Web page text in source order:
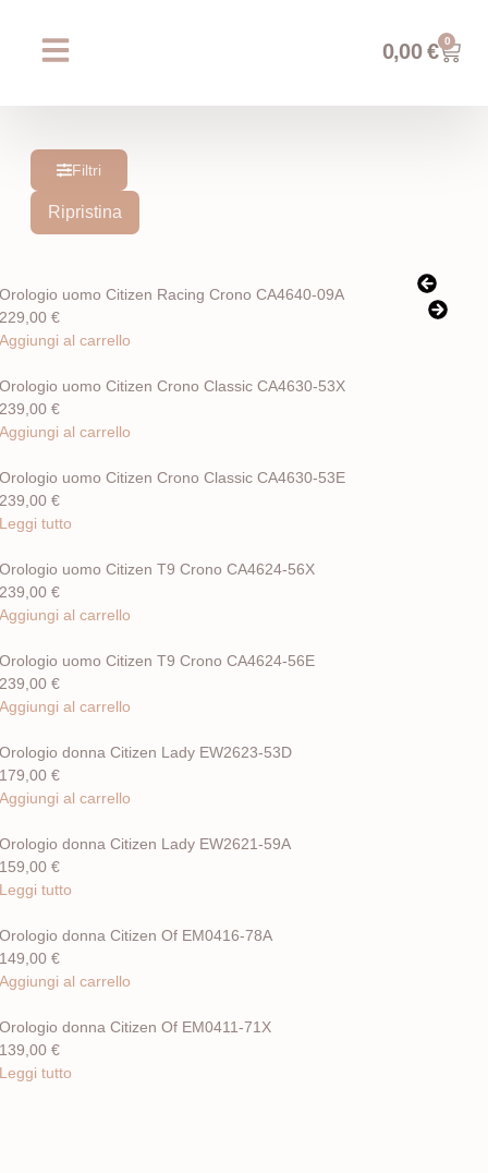
0,00€ 0
Filtri
Ripristina
Orologio uomo Citizen Racing Crono CA4640-09A
229,00 €
Aggiungi al carrello
Orologio uomo Citizen Crono Classic CA4630-53X
239,00 €
Aggiungi al carrello
Orologio uomo Citizen Crono Classic CA4630-53E
239,00 €
Leggi tutto
Orologio uomo Citizen T9 Crono CA4624-56X
239,00 €
Aggiungi al carrello
Orologio uomo Citizen T9 Crono CA4624-56E
239,00 €
Aggiungi al carrello
Orologio donna Citizen Lady EW2623-53D
179,00 €
Aggiungi al carrello
Orologio donna Citizen Lady EW2621-59A
159,00 €
Leggi tutto
Orologio donna Citizen Of EM0416-78A
149,00 €
Aggiungi al carrello
Orologio donna Citizen Of EM0411-71X
139,00 €
Leggi tutto